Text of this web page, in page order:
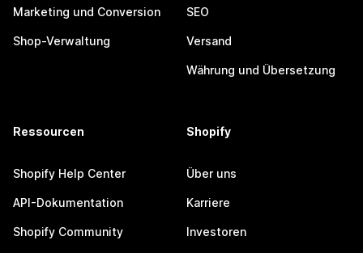
Marketing und Conversion
Shop-Verwaltung
SEO
Versand
Währung und Übersetzung
Ressourcen
Shopify Help Center
API-Dokumentation
Shopify Community
Shopify
Über uns
Karriere
Investoren